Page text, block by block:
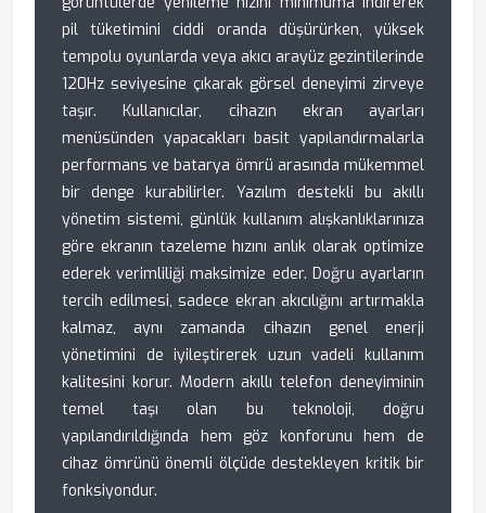
pil tüketimini ciddi oranda düşürürken, yüksek
tempolu oyunlarda veya akıcı arayüz gezintilerinde
120Hz seviyesine çıkarak görsel deneyimi zirveye
taşır. Kullanıcılar, cihazın ekran ayarları
menüsünden yapacakları basit yapılandırmalarla
performans ve batarya ömrü arasında mükemmel
bir denge kurabilirler. Yazılım destekli bu akıllı
yönetim sistemi, günlük kullanım alışkanlıklarınıza
göre ekranın tazeleme hızını anlık olarak optimize
ederek verimliliği maksimize eder. Doğru ayarların
tercih edilmesi, sadece ekran akıcılığını artırmakla
kalmaz, aynı zamanda cihazın genel enerji
yönetimini de iyileştirerek uzun vadeli kullanım
kalitesini korur. Modern akıllı telefon deneyiminin
temel taşı olan bu teknoloji, doğru
yapılandırıldığında hem göz konforunu hem de
cihaz ömrünü önemli ölçüde destekleyen kritik bir
fonksiyondur.